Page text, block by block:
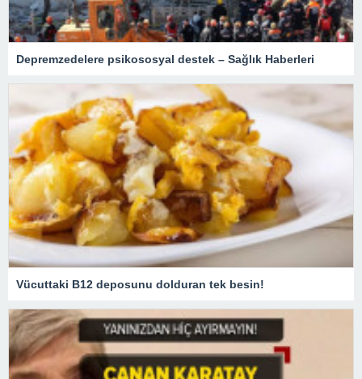
Depremzedelere psikososyal destek – Sağlık Haberleri
Vücuttaki B12 deposunu dolduran tek besin!